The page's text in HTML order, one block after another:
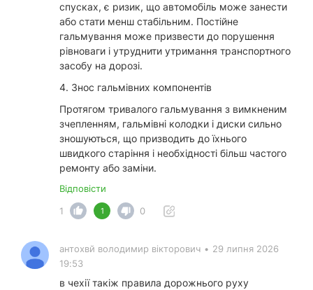
спусках, є ризик, що автомобіль може занести
або стати менш стабільним. Постійне
гальмування може призвести до порушення
рівноваги і утруднити утримання транспортного
засобу на дорозі.
4. Знос гальмівних компонентів
Протягом тривалого гальмування з вимкненим
зчепленням, гальмівні колодки і диски сильно
зношуються, що призводить до їхнього
швидкого старіння і необхідності більш частого
ремонту або заміни.
Відповісти
1
1 0
антохвй володимир вікторович • 29 липня 2026
19:53
в чехії такіж правила дорожнього руху